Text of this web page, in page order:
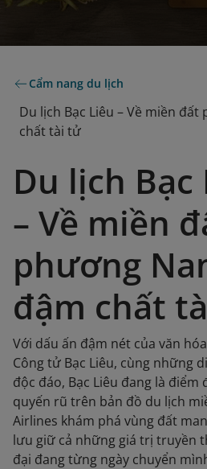
Cẩm nang du lịch
Du lịch Bạc Liêu – Về miền
chất tài tử
Du lịch Bạc
– Về miền
phương
đậm chất
Với dấu ấn đậm nét của văn
Công tử Bạc Liêu, cùng những
độc đáo, Bạc Liêu đang là
quyến rũ trên bản đồ du lịch
Airlines khám phá vùng đất
lưu giữ cả những giá trị truyền
đại đang từng ngày chuyển